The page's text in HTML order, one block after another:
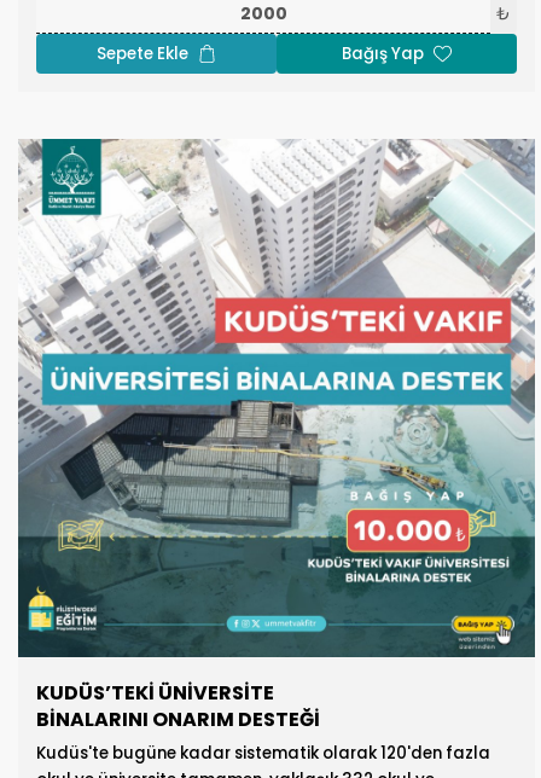
desteği sağlayarak, onların eğitim hayatlarını
sürdürmelerine destek olabilirsiniz.
₺
Sepete Ekle Bağış Yap
KUDÜS’TEKİ ÜNİVERSİTE
BİNALARINI ONARIM DESTEĞİ
Kudüs'te bugüne kadar sistematik olarak 120'den fazla